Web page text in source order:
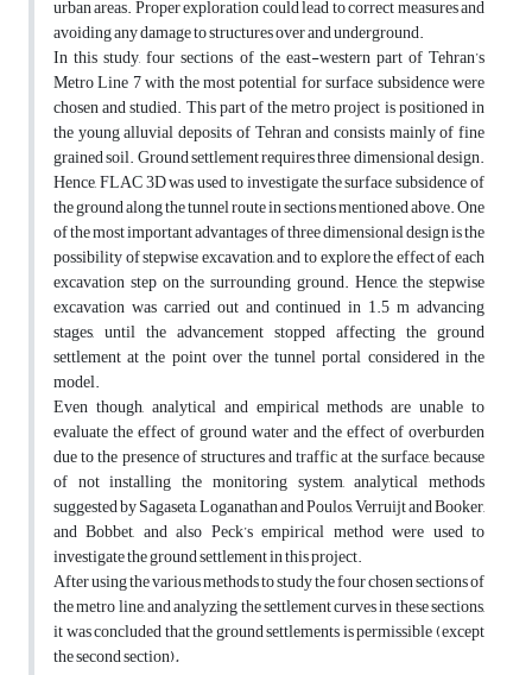
urban areas. Proper exploration could lead to correct measures and
avoiding any damage to structures over and underground.
In this study, four sections of the east-western part of Tehran’s
Metro Line 7 with the most potential for surface subsidence were
chosen and studied. This part of the metro project is positioned in
the young alluvial deposits of Tehran and consists mainly of fine
grained soil. Ground settlement requires three dimensional design.
Hence, FLAC 3D was used to investigate the surface subsidence of
the ground along the tunnel route in sections mentioned above. One
of the most important advantages of three dimensional design is the
possibility of stepwise excavation, and to explore the effect of each
excavation step on the surrounding ground. Hence, the stepwise
excavation was carried out and continued in 1.5 m advancing
stages, until the advancement stopped affecting the ground
settlement at the point over the tunnel portal considered in the
model.
Even though, analytical and empirical methods are unable to
evaluate the effect of ground water and the effect of overburden
due to the presence of structures and traffic at the surface, because
of not installing the monitoring system, analytical methods
suggested by Sagaseta, Loganathan and Poulos, Verruijt and Booker,
and Bobbet, and also Peck’s empirical method were used to
investigate the ground settlement in this project.
After using the various methods to study the four chosen sections of
the metro line, and analyzing the settlement curves in these sections,
it was concluded that the ground settlements is permissible (except
the second section).